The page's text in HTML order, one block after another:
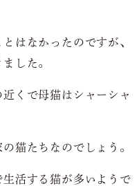
はなかったのですが、
した。
くで母猫はシャーシャ
猫たちなのでしょう。
活する猫が多いようで